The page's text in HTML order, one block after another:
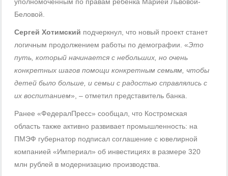
Беловой.
Сергей Хотимский подчеркнул, что новый проект станет
логичным продолжением работы по демографии. «Это
путь, который начинается с небольших, но очень
конкретных шагов помощи конкретным семьям, чтобы
детей было больше, и семьи с радостью справлялись с
их воспитанием», – отметил представитель банка.
Ранее «ФедералПресс» сообщал, что Костромская
область также активно развивает промышленность: на
ПМЭФ губернатор подписал соглашение с ювелирной
компанией «Империал» об инвестициях в размере 320
млн рублей в модернизацию производства.